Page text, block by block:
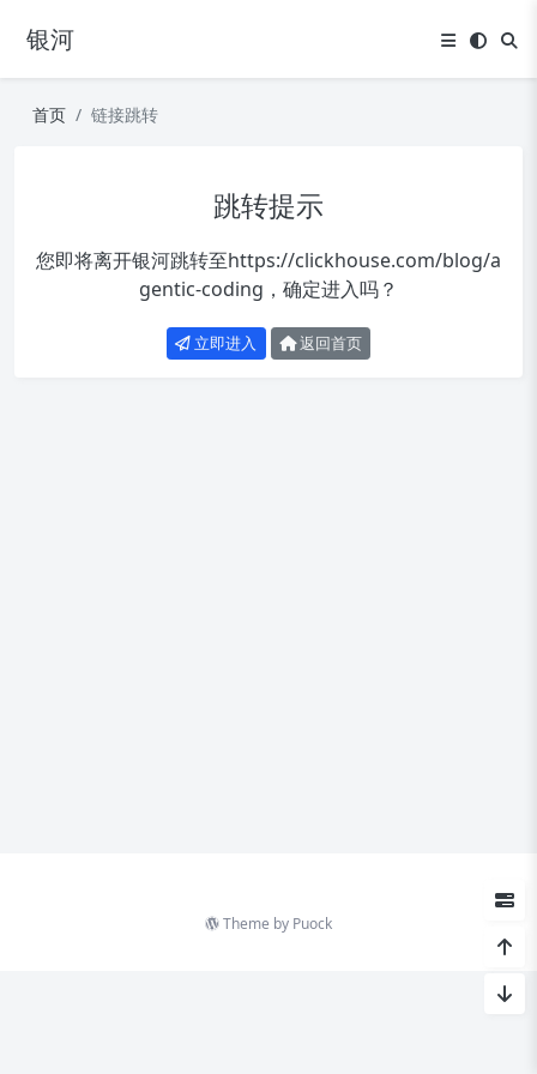
银河
首页 链接跳转
跳转提示
您即将离开银河跳转至https://clickhouse.com/blog/a
gentic-coding ，确定进入吗？
立即进入 返回首页
Theme by Puock